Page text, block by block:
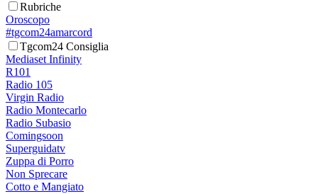
Rubriche
Oroscopo
#tgcom24amarcord
Tgcom24 Consiglia
Mediaset Infinity
R101
Radio 105
Virgin Radio
Radio Montecarlo
Radio Subasio
Comingsoon
Superguidatv
Zuppa di Porro
Non Sprecare
Cotto e Mangiato